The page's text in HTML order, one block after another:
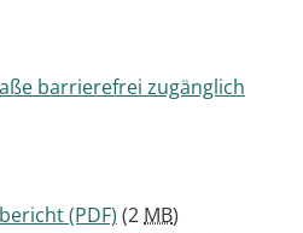
barrierefrei zugänglich
(PDF) (2 MB)